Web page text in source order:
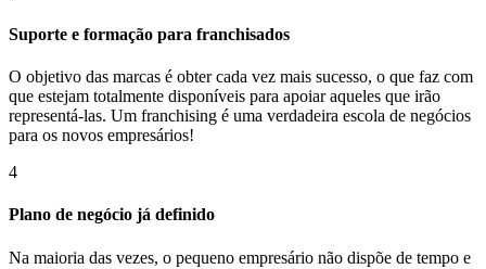
Suporte e formação para franchisados
O objetivo das marcas é obter cada vez mais sucesso, o que faz com
que estejam totalmente disponíveis para apoiar aqueles que irão
representá-las. Um franchising é uma verdadeira escola de negócios
para os novos empresários!
4
Plano de negócio já definido
Na maioria das vezes, o pequeno empresário não dispõe de tempo e